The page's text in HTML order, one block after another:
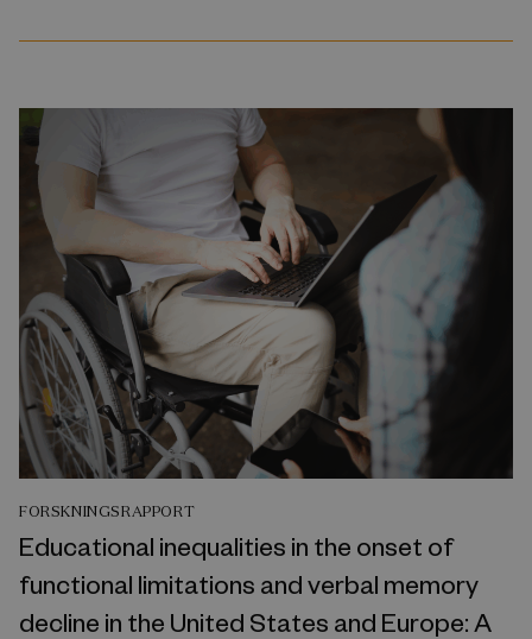
FORSKNINGSRAPPORT
Educational inequalities in the onset of
functional limitations and verbal memory
decline in the United States and Europe: A